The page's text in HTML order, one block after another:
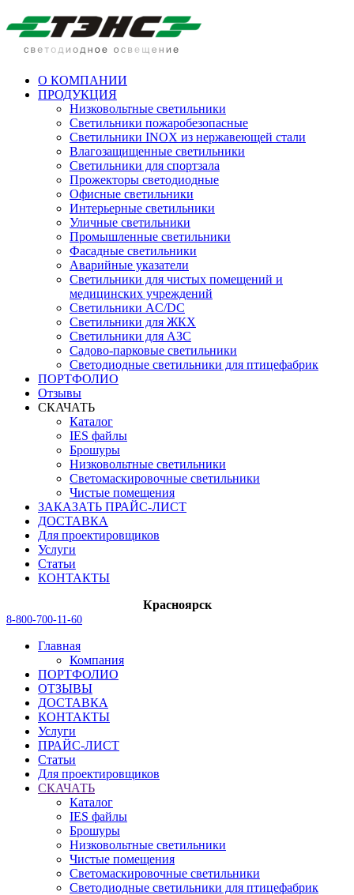
О КОМПАНИИ
ПРОДУКЦИЯ
Низковольтные светильники
Cветильники пожаробезопасные
Светильники INOX из нержавеющей стали
Влагозащищенные светильники
Светильники для спортзала
Прожекторы светодиодные
Офисные светильники
Интерьерные светильники
Уличные светильники
Промышленные светильники
Фасадные светильники
Аварийные указатели
Светильники для чистых помещений и
медицинских учреждений
Светильники AC/DC
Светильники для ЖКХ
Светильники для АЗС
Садово-парковые светильники
Светодиодные светильники для птицефабрик
ПОРТФОЛИО
Отзывы
СКАЧАТЬ
Каталог
IES файлы
Брошуры
Низковольтные светильники
Светомаскировочные светильники
Чистые помещения
ЗАКАЗАТЬ ПРАЙС-ЛИСТ
ДОСТАВКА
Для проектировщиков
Услуги
Статьи
КОНТАКТЫ
Красноярск
8-800-700-11-60
Главная
Компания
ПОРТФОЛИО
ОТЗЫВЫ
ДОСТАВКА
КОНТАКТЫ
Услуги
ПРАЙС-ЛИСТ
Статьи
Для проектировщиков
СКАЧАТЬ
Каталог
IES файлы
Брошуры
Низковольтные светильники
Чистые помещения
Светомаскировочные светильники
Светодиодные светильники для птицефабрик